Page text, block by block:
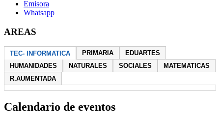
Emisora
Whatsapp
AREAS
TEC- INFORMATICA PRIMARIA
EDUARTES
HUMANIDADES
NATURALES SOCIALES
MATEMATICAS
R.AUMENTADA
Calendario de eventos